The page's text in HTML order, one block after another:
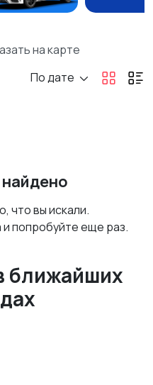
на карте
По дате
что вы искали.
попробуйте еще раз.
ближайших